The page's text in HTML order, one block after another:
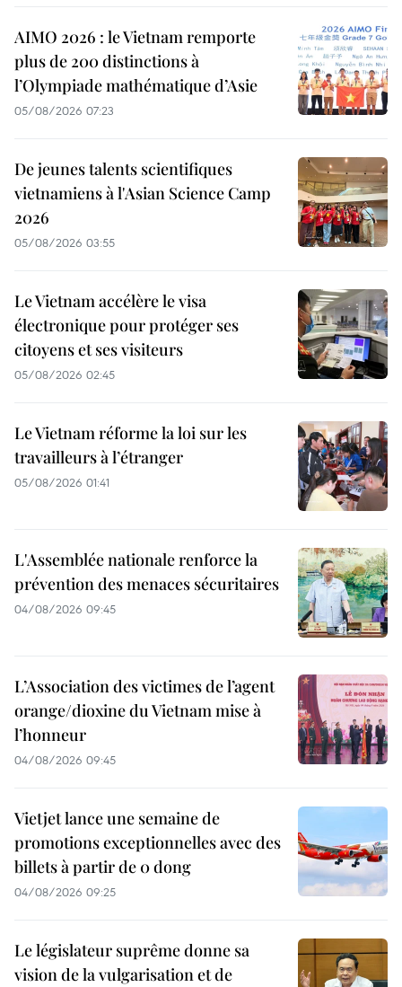
AIMO 2026 : le Vietnam remporte
plus de 200 distinctions à
l’Olympiade mathématique d’Asie
05/08/2026 07:23
De jeunes talents scientifiques
vietnamiens à l'Asian Science Camp
2026
05/08/2026 03:55
Le Vietnam accélère le visa
électronique pour protéger ses
citoyens et ses visiteurs
05/08/2026 02:45
Le Vietnam réforme la loi sur les
travailleurs à l’étranger
05/08/2026 01:41
L'Assemblée nationale renforce la
prévention des menaces sécuritaires
04/08/2026 09:45
L’Association des victimes de l’agent
orange/dioxine du Vietnam mise à
l’honneur
04/08/2026 09:45
Vietjet lance une semaine de
promotions exceptionnelles avec des
billets à partir de 0 dong
04/08/2026 09:25
Le législateur suprême donne sa
vision de la vulgarisation et de